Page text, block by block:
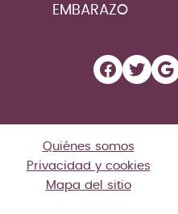
EMBARAZO
Quiénes somos
Privacidad y cookies
Mapa del sitio